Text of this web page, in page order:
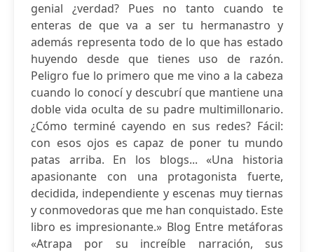
genial ¿verdad? Pues no tanto cuando te
enteras de que va a ser tu hermanastro y
además representa todo de lo que has estado
huyendo desde que tienes uso de razón.
Peligro fue lo primero que me vino a la cabeza
cuando lo conocí y descubrí que mantiene una
doble vida oculta de su padre multimillonario.
¿Cómo terminé cayendo en sus redes? Fácil:
con esos ojos es capaz de poner tu mundo
patas arriba. En los blogs... «Una historia
apasionante con una protagonista fuerte,
decidida, independiente y escenas muy tiernas
y conmovedoras que me han conquistado. Este
libro es impresionante.» Blog Entre metáforas
«Atrapa por su increíble narración, sus